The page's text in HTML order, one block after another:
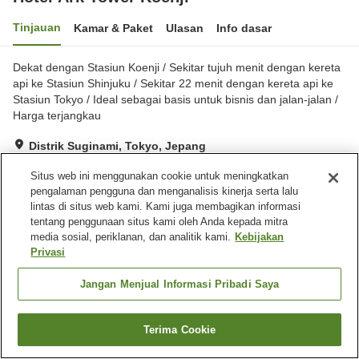
Tinjauan Kamar & Paket Ulasan Info dasar
Dekat dengan Stasiun Koenji / Sekitar tujuh menit dengan kereta
api ke Stasiun Shinjuku / Sekitar 22 menit dengan kereta api ke
Stasiun Tokyo / Ideal sebagai basis untuk bisnis dan jalan-jalan /
Harga terjangkau
Distrik Suginami, Tokyo, Jepang
Hebat Ulasan:200
Fasilitas properti
Spa / Salon kecantikan
Beranda Jepang Tokyo
Distrik Suginami
Cari kamar
Situs web ini menggunakan cookie untuk meningkatkan
pengalaman pengguna dan menganalisis kinerja serta lalu
lintas di situs web kami. Kami juga membagikan informasi
tentang penggunaan situs kami oleh Anda kepada mitra
media sosial, periklanan, dan analitik kami. Kebijakan
Privasi
Jangan Menjual Informasi Pribadi Saya
Terima Cookie